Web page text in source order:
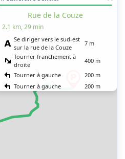
Rue de la Couze
2.1 km, 29 min
Se diriger vers le sud-est
sur la rue de la Couze
7 m
Tourner franchement à
droite
400 m
Tourner à gauche
200 m
Tourner à gauche
200 m
Tourner à droite
Tourner légèrement à
droite